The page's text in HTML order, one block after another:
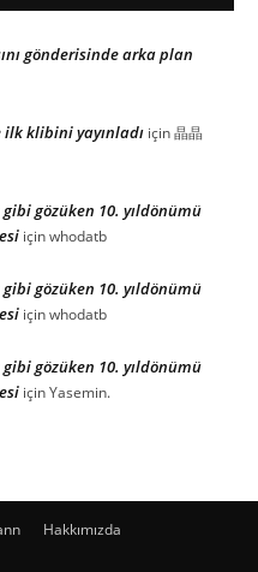
gönderisinde arka plan
ilk klibini yayınladı için晶晶
gibi gözüken 10. yıldönümü
içinwhodatb
gibi gözüken 10. yıldönümü
içinwhodatb
gibi gözüken 10. yıldönümü
içinYasemin.
Hakkımızda